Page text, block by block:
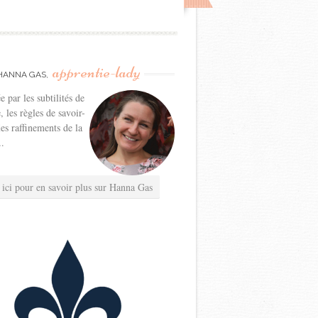
GAS, apprentie-lady
par les subtilités de
les règles de savoir-
raffinements de la
pour en savoir plus sur Hanna Gas